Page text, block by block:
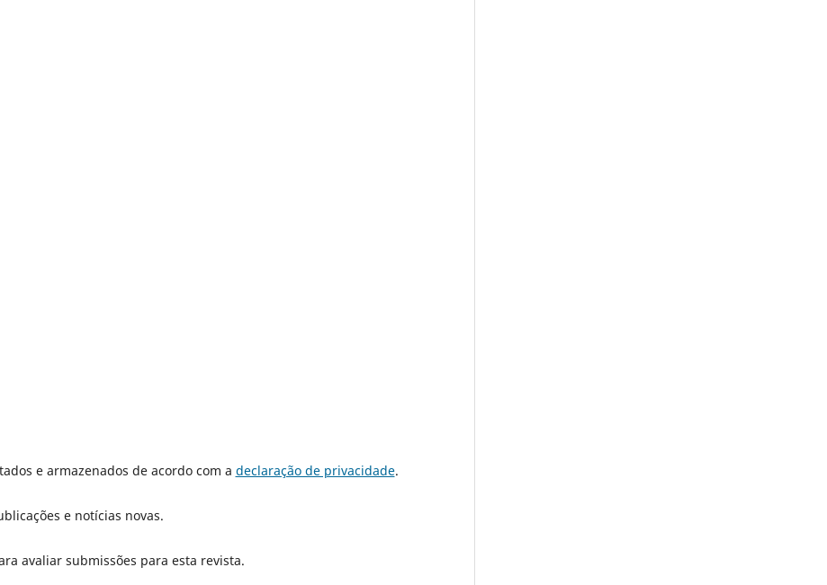
e armazenados de acordo com a declaração de privacidade.
e notícias novas.
avaliar submissões para esta revista.